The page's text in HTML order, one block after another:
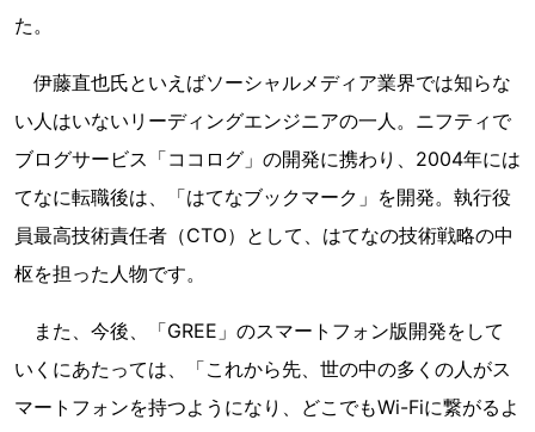
た。
伊藤直也氏といえばソーシャルメディア業界では知らな
い人はいないリーディングエンジニアの一人。ニフティで
ブログサービス「ココログ」の開発に携わり、2004年には
てなに転職後は、「はてなブックマーク」を開発。執行役
員最高技術責任者（CTO）として、はてなの技術戦略の中
枢を担った人物です。
また、今後、「GREE」のスマートフォン版開発をして
いくにあたっては、「これから先、世の中の多くの人がス
マートフォンを持つようになり、どこでもWi-Fiに繋がるよ